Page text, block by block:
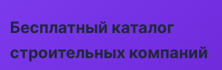
Бесплатный каталог
строительных компаний